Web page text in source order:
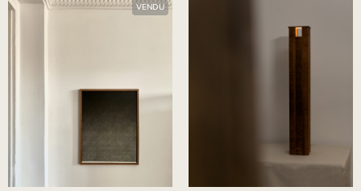
VENDU
Maximilien Hauchecorne